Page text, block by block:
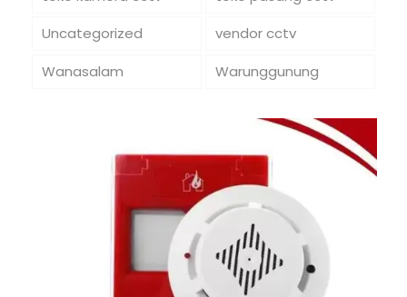
Uncategorized
vendor cctv
Wanasalam
Warunggunung